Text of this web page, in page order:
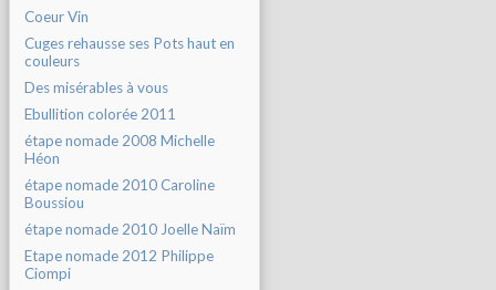
Coeur Vin
Cuges rehausse ses Pots haut en
couleurs
Des misérables à vous
Ebullition colorée 2011
étape nomade 2008 Michelle
Héon
étape nomade 2010 Caroline
Boussiou
étape nomade 2010 Joelle Naïm
Etape nomade 2012 Philippe
Ciompi